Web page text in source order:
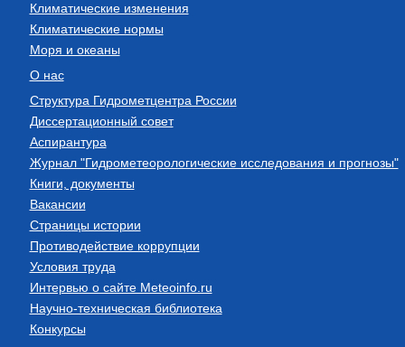
Климатические изменения
Климатические нормы
Моря и океаны
О нас
Структура Гидрометцентра России
Диссертационный совет
Аспирантура
Журнал "Гидрометеорологические исследования и прогнозы"
Книги, документы
Вакансии
Страницы истории
Противодействие коррупции
Условия труда
Интервью о сайте Meteoinfo.ru
Научно-техническая библиотека
Конкурсы